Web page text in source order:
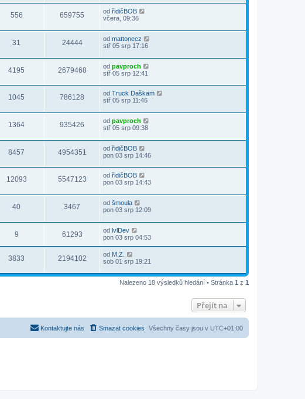
556 659755 od řidičBOB
včera, 09:36
31 24444 od mattonecz
stř 05 srp 17:16
4195 2679468 od pavproch
stř 05 srp 12:41
1045 786128 od Truck Daškam
stř 05 srp 11:46
1364 935426 od pavproch
stř 05 srp 09:38
8457 4954351 od řidičBOB
pon 03 srp 14:46
12093 5547123 od řidičBOB
pon 03 srp 14:43
40 3467 od šmoula
pon 03 srp 12:09
9 61293 od lvlDev
pon 03 srp 04:53
3833 2194102 od M.Z.
sob 01 srp 19:21
Nalezeno 18 výsledků hledání • Stránka 1 z 1
Přejít na
Všechny časy jsou v UTC+01:00
Smazat cookies
Kontaktujte nás